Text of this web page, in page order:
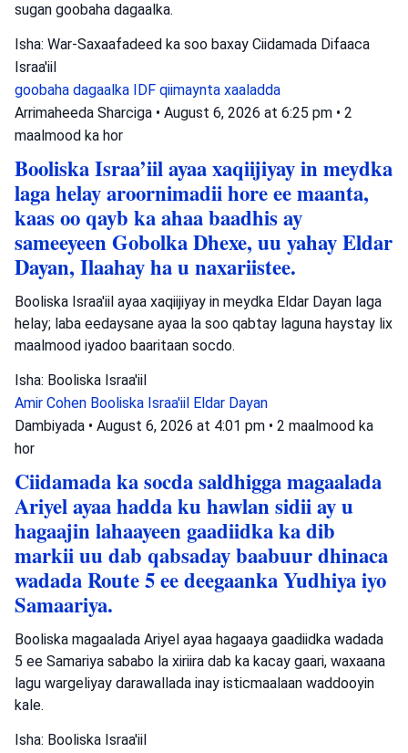
sugan goobaha dagaalka.
Isha: War-Saxaafadeed ka soo baxay Ciidamada Difaaca
Israa'iil
goobaha dagaalka IDF qiimaynta xaaladda
Arrimaheeda Sharciga • August 6, 2026 at 6:25 pm • 2
maalmood ka hor
Booliska Israa’iil ayaa xaqiijiyay in meydka
laga helay aroornimadii hore ee maanta,
kaas oo qayb ka ahaa baadhis ay
sameeyeen Gobolka Dhexe, uu yahay Eldar
Dayan, Ilaahay ha u naxariistee.
Booliska Israa'iil ayaa xaqiijiyay in meydka Eldar Dayan laga
helay; laba eedaysane ayaa la soo qabtay laguna haystay lix
maalmood iyadoo baaritaan socdo.
Isha: Booliska Israa'iil
Amir Cohen Booliska Israa'iil Eldar Dayan
Dambiyada • August 6, 2026 at 4:01 pm • 2 maalmood ka
hor
Ciidamada ka socda saldhigga magaalada
Ariyel ayaa hadda ku hawlan sidii ay u
hagaajin lahaayeen gaadiidka ka dib
markii uu dab qabsaday baabuur dhinaca
wadada Route 5 ee deegaanka Yudhiya iyo
Samaariya.
Booliska magaalada Ariyel ayaa hagaaya gaadiidka wadada
5 ee Samariya sababo la xiriira dab ka kacay gaari, waxaana
lagu wargeliyay darawallada inay isticmaalaan waddooyin
kale.
Isha: Booliska Israa'iil